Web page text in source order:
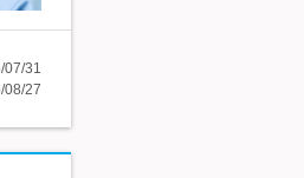
07/31
08/27